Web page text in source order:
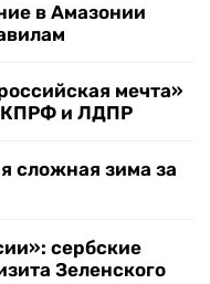
в Амазонии
мечта»
КПРФ и ЛДПР
сложная зима за
сербские
Зеленского